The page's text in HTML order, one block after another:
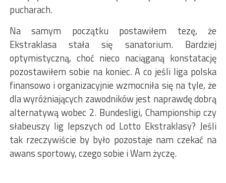
pucharach.
Na samym początku postawiłem tezę, że
Ekstraklasa stała się sanatorium. Bardziej
optymistyczną, choć nieco naciąganą konstatację
pozostawiłem sobie na koniec. A co jeśli liga polska
finansowo i organizacyjnie wzmocniła się na tyle, że
dla wyróżniających zawodników jest naprawdę dobrą
alternatywą wobec 2. Bundesligi, Championship czy
słabeuszy lig lepszych od Lotto Ekstraklasy? Jeśli
tak rzeczywiście by było pozostaje nam czekać na
awans sportowy, czego sobie i Wam życzę.